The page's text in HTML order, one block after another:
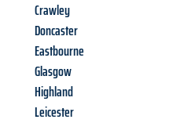
Crawley
Doncaster
Eastbourne
Glasgow
Highland
Leicester